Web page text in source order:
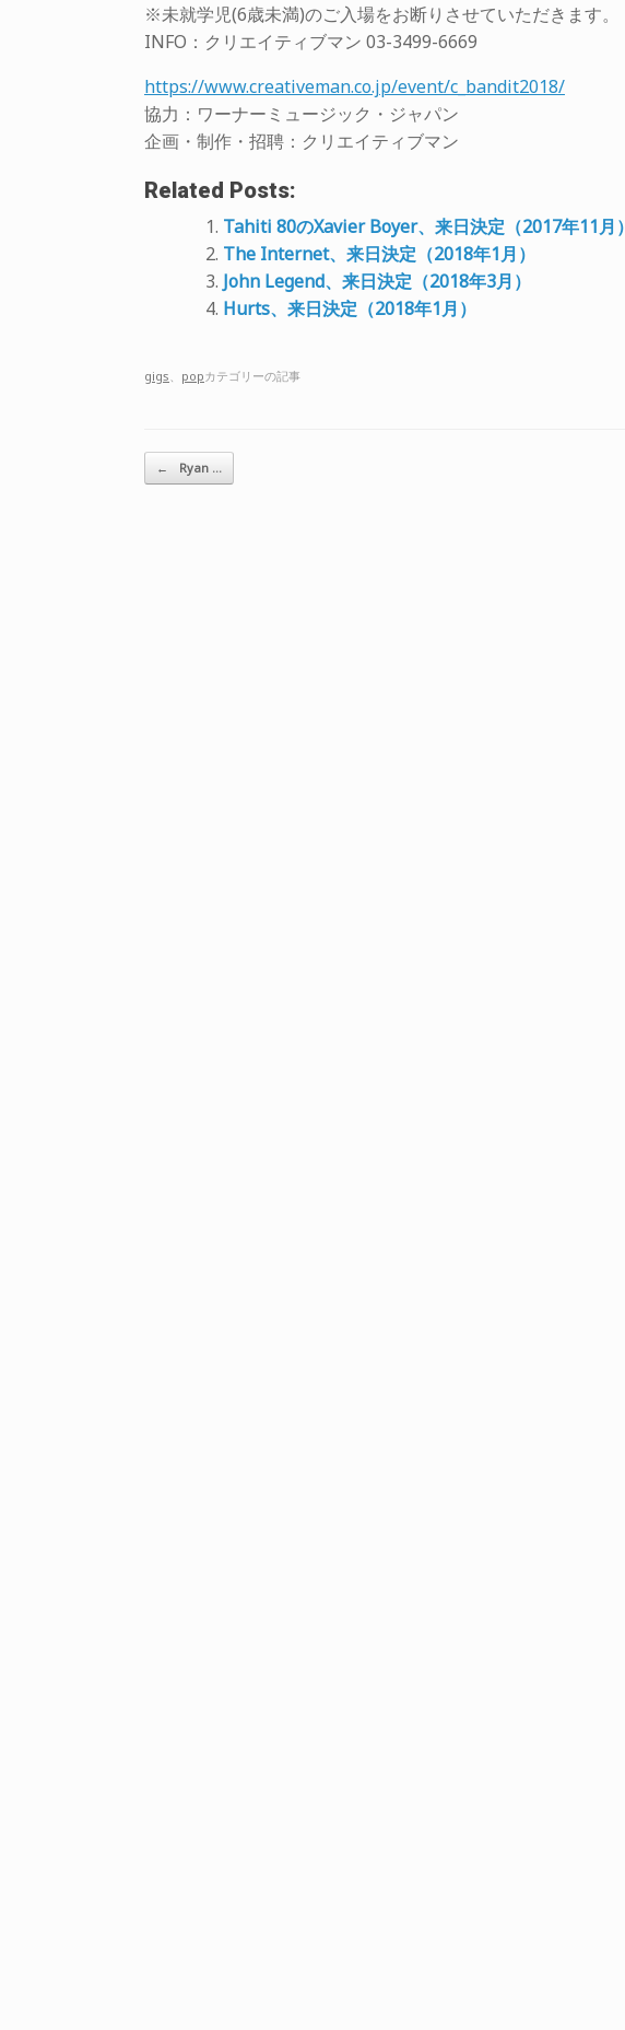
※未就学児(6歳未満)のご入場をお断りさせていただきます。
INFO：クリエイティブマン 03-3499-6669
https://www.creativeman.co.jp/event/c_bandit2018/
協力：ワーナーミュージック・ジャパン
企画・制作・招聘：クリエイティブマン
Related Posts:
Tahiti 80のXavier Boyer、来日決定（2017年11月）
The Internet、来日決定（2018年1月）
John Legend、来日決定（2018年3月）
Hurts、来日決定（2018年1月）
gigs popカテゴリーの記事
投稿ナビゲーション
← Ryan …